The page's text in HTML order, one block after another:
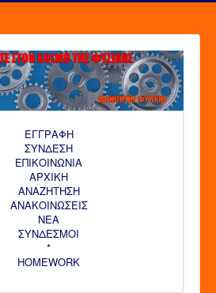
ΕΓΓΡΑΦΗ
ΣΥΝΔΕΣΗ
ΕΠΙΚΟΙΝΩΝΙΑ
ΑΡΧΙΚΗ
AΝΑΖΗΤΗΣΗ
ΑΝΑΚΟΙΝΩΣΕΙΣ
ΝΕΑ
ΣΥΝΔΕΣΜΟΙ
*
HOMEWORK